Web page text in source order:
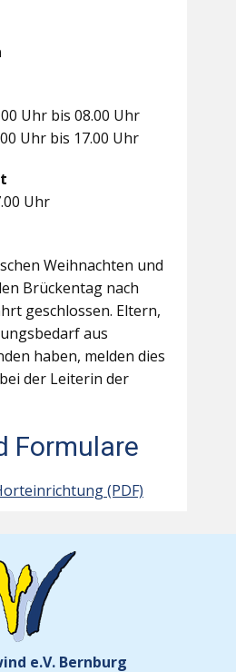
Uhr bis 08.00 Uhr
Uhr bis 17.00 Uhr
Uhr
Weihnachten und
Brückentag nach
geschlossen. Eltern,
aus
haben, melden dies
der Leiterin der
Formulare
(PDF)
e.V. Bernburg